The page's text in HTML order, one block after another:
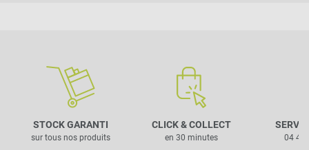
STOCK GARANTI
sur tous nos produits
CLICK & COLLECT
en 30 minutes 04 42